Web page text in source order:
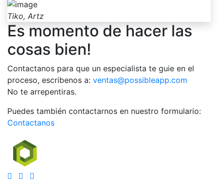
Tiko, Artz
Es momento de hacer las
cosas bien!
Contactanos para que un especialista te guie en el
proceso, escribenos a: ventas@possibleapp.com
No te arrepentiras.
Puedes también contactarnos en nuestro formulario:
Contactanos